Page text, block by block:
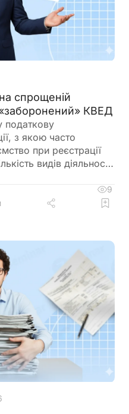
спрощеній
КВЕД
податкову
з якою часто
при реєстрації
видів діяльності
3-ї групи і вже
цьому в заяві на
9